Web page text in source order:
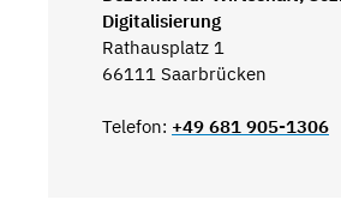
Digitalisierung
Rathausplatz 1
66111 Saarbrücken
Telefon: +49 681 905-1306